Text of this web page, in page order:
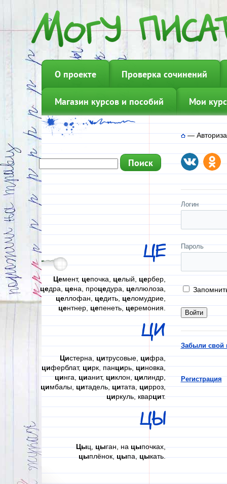
О проекте Проверка сочинений
Магазин курсов и пособий Мои
ЦЕ
Цемент, цепочка, целый, цербер,
цедра, цена, процедура, целлюлоза,
целлофан,цедить,целомудрие,
центнер,цепенеть,церемония.
ЦИ
Цистерна,цитрусовые,цифра,
циферблат,цирк, панцирь,циновка,
цинга,цианит,циклон,цилиндр,
цимбалы,цитадель,цитата,цирроз,
циркуль, кварцит.
ЦЫ
Цыц,цыган, нацыпочках,
цыплёнок,цыпа,цыкать.
—
Логин
Пароль
Забыли свой
Регистрация